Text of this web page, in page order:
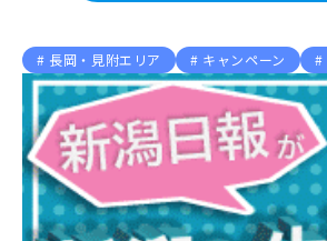
長岡・見附エリア キャンペーン